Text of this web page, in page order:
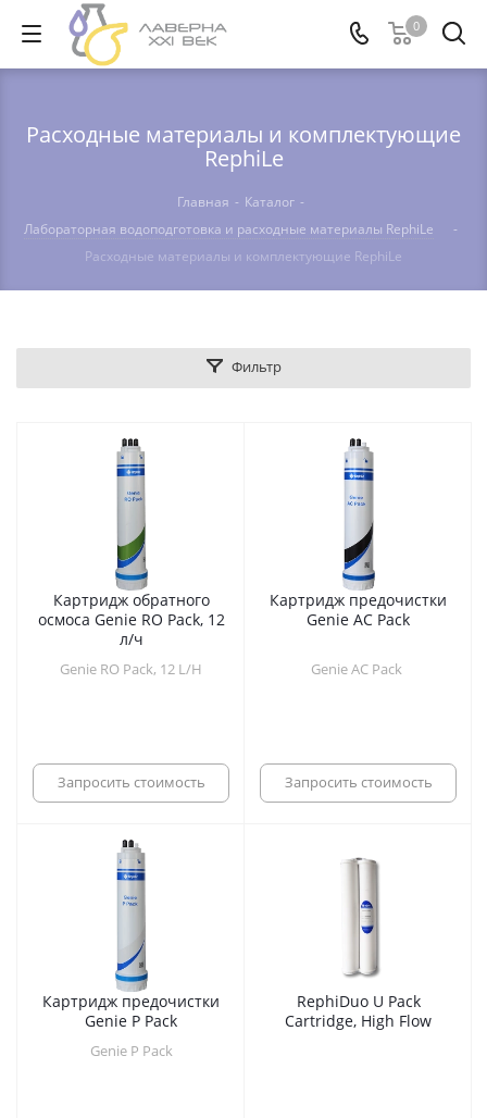
0
Расходные материалы и комплектующие
RephiLe
Главная - Каталог -
Лабораторная водоподготовка и расходные материалы RephiLe
-
Расходные материалы и комплектующие RephiLe
Фильтр
Картридж обратного
осмоса Genie RO Pack, 12
л/ч
Genie RO Pack, 12 L/H
Запросить стоимость
Картридж предочистки
Genie AC Pack
Genie AC Pack
Запросить стоимость
Картридж предочистки
Genie P Pack
Genie P Pack
RephiDuo U Pack
Cartridge, High Flow